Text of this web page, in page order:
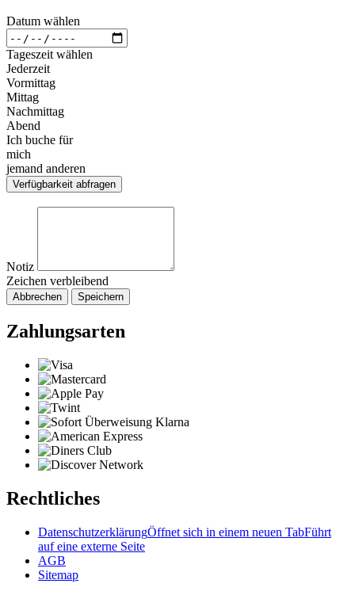
Datum wählen
Tageszeit wählen
Jederzeit
Vormittag
Mittag
Nachmittag
Abend
Ich buche für
mich
jemand anderen
Verfügbarkeit abfragen
Notiz
Zeichen verbleibend
Abbrechen Speichern
Zahlungsarten
Rechtliches
DatenschutzerklärungÖffnet sich in einem neuen TabFührt
auf eine externe Seite
AGB
Sitemap